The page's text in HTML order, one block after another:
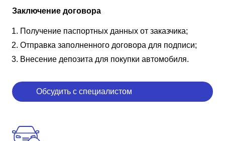
Заключение договора
Получение паспортных данных от заказчика;
Отправка заполненного договора для подписи;
Внесение депозита для покупки автомобиля.
Обсудить с специалистом